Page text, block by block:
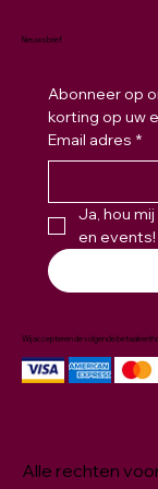
Nieuwsbrief
Abonneer op
korting op uw
Email adres *
Ja, hou
en events!
Wij accepteren de volgende
Alle rechten